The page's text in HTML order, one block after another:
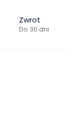
Zwrot
Do 30 dni